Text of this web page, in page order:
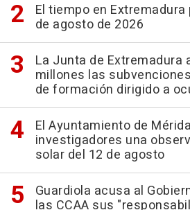
El tiempo en
de agosto de 2026
La Junta de Extremadura
millones las
de formación dirigido a
El Ayuntamiento de
investigadores una
solar del 12 de agosto
Guardiola acusa al
las CCAA sus